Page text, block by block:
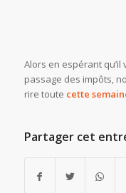
Alors en espérant
passage des impôts,
rire toute cette
Partager cet